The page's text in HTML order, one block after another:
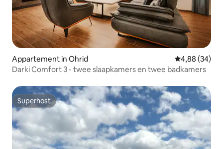
Appartement in Ohrid Gemiddelde
4,88 (34)
Darki Comfort 3 - twee slaapkamers en twee badkamers
Superhost
Superhost